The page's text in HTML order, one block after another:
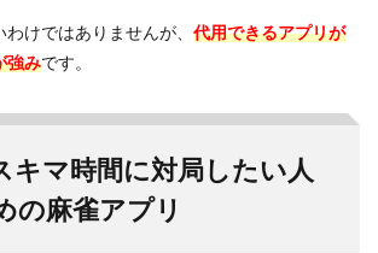
けではありませんが、 代用できるアプリが
強みです。
キマ時間に対局したい人
の麻雀アプリ